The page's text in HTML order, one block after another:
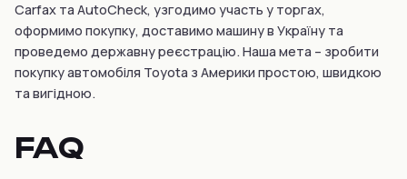
Carfax та AutoCheck, узгодимо участь у торгах,
оформимо покупку, доставимо машину в Україну та
проведемо державну реєстрацію. Наша мета – зробити
покупку автомобіля Toyota з Америки простою, швидкою
та вигідною.
FAQ